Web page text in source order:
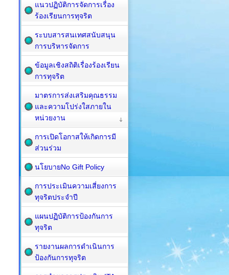
แนวปฏิบัติการจัดการเรื่อง
ร้องเรียนการทุจริต
ระบบสารสนเทศสนับสนุน
การบริหารจัดการ
ข้อมูลเชิงสถิติเรื่องร้องเรียน
การทุจริต
มาตรการส่งเสริมคุณธรรม
และความโปร่งใสภายใน
หน่วยงาน
การเปิดโอกาสให้เกิดการมี
ส่วนร่วม
นโยบายNo Gift Policy
การประเมินความเสี่ยงการ
ทุจริตประจำปี
แผนปฏิบัติการป้องกันการ
ทุจริต
รายงานผลการดำเนินการ
ป้องกันการทุจริต